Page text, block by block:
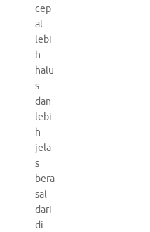
cep
at
lebi
h
halu
s
dan
lebi
h
jela
s
bera
sal
dari
di